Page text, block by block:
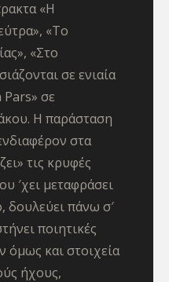
«Η
«Το
«Στο
σε ενιαία
σε
Η παράσταση
στα
τις κρυφές
′χει μεταφράσει
δουλεύει πάνω σ′
ποιητικές
όμως και στοιχεία
ήχους,